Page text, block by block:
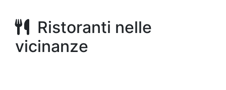
Ristoranti nelle
vicinanze